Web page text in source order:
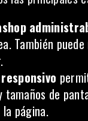
También
tamaños de
página.